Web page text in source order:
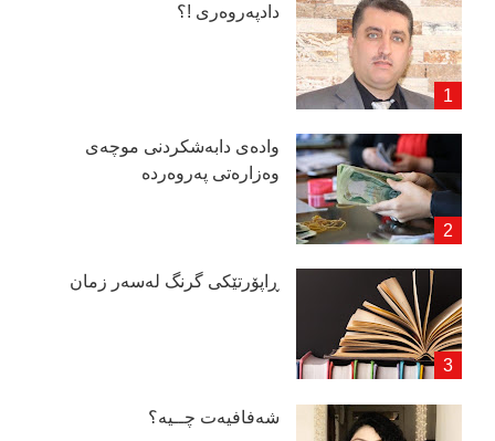
دادپەروەری !؟
وادەی دابەشكردنی موچەی
وەزارەتی پەروەردە
ڕاپۆرتێكی گرنگ لەسەر زمان
شەفافیەت چــیە؟